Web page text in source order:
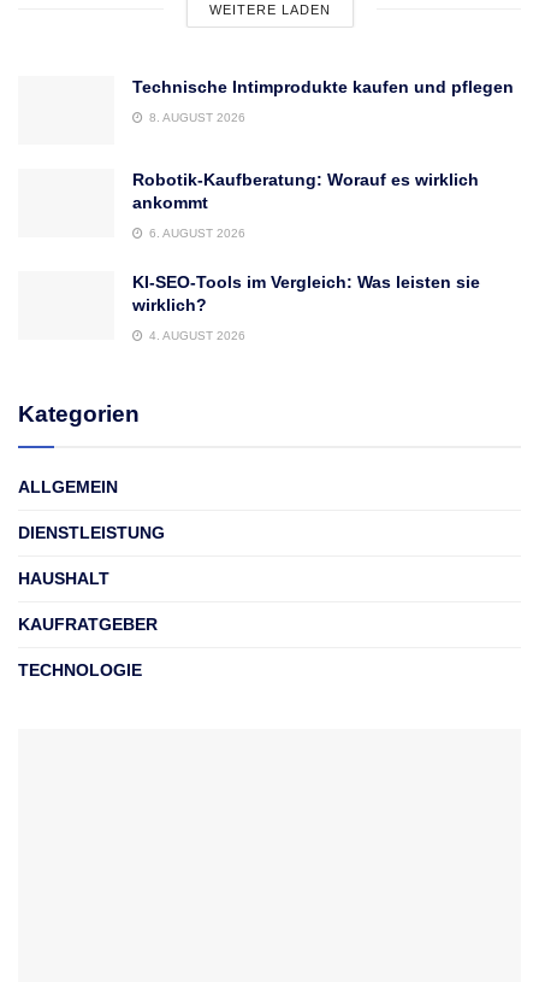
WEITERE LADEN
Technische Intimprodukte kaufen und pflegen
8. AUGUST 2026
Robotik-Kaufberatung: Worauf es wirklich
ankommt
6. AUGUST 2026
KI-SEO-Tools im Vergleich: Was leisten sie
wirklich?
4. AUGUST 2026
Kategorien
ALLGEMEIN
DIENSTLEISTUNG
HAUSHALT
KAUFRATGEBER
TECHNOLOGIE